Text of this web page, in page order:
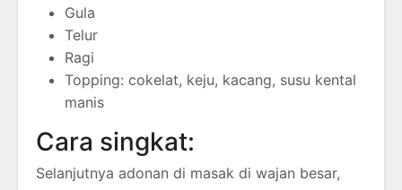
Gula
Telur
Ragi
Topping: cokelat, keju, kacang, susu kental
manis
Cara singkat:
Selanjutnya adonan di masak di wajan besar,